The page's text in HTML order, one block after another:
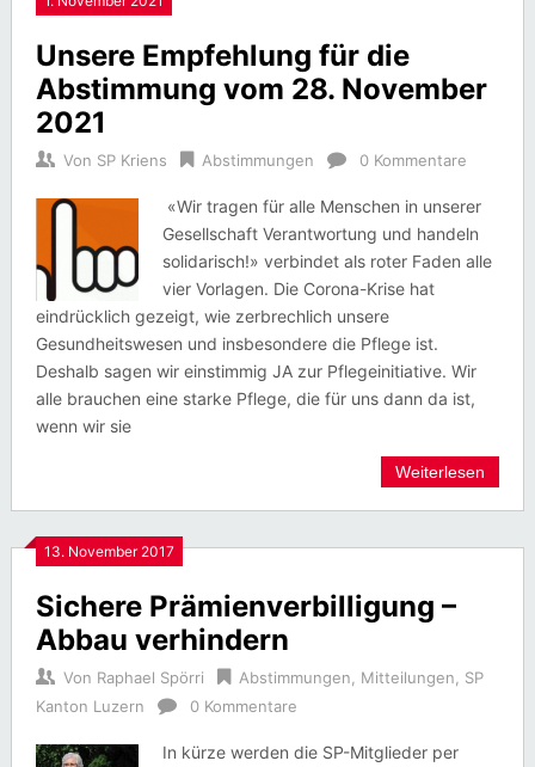
Unsere Empfehlung für die
Abstimmung vom 28. November
2021
Von SP Kriens Abstimmungen 0 Kommentare
«Wir tragen für alle Menschen in unserer
Gesellschaft Verantwortung und handeln
solidarisch!» verbindet als roter Faden alle
vier Vorlagen. Die Corona-Krise hat
eindrücklich gezeigt, wie zerbrechlich unsere
Gesundheitswesen und insbesondere die Pflege ist.
Deshalb sagen wir einstimmig JA zur Pflegeinitiative. Wir
alle brauchen eine starke Pflege, die für uns dann da ist,
wenn wir sie
Weiterlesen
13. November 2017
Sichere Prämienverbilligung –
Abbau verhindern
Von Raphael Spörri Abstimmungen Mitteilungen
SP
Kanton Luzern
0 Kommentare
In kürze werden die SP-Mitglieder per